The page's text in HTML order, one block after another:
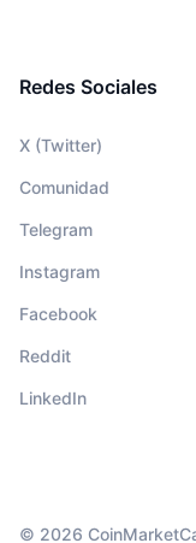
Redes Sociales
X (Twitter)
Comunidad
Telegram
Instagram
Facebook
Reddit
LinkedIn
© 2026